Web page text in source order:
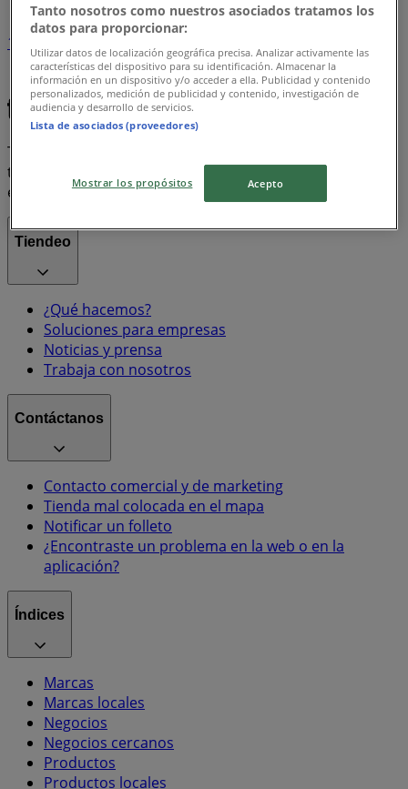
1
iphone
Coca Cola Misoprostol
Tiendeo forma parte de Shopfully, la empresa
tecnológica que está reinventando las compras locales
en todo el mundo.
Tiendeo
¿Qué hacemos?
Soluciones para empresas
Noticias y prensa
Trabaja con nosotros
Contáctanos
Contacto comercial y de marketing
Tienda mal colocada en el mapa
Notificar un folleto
¿Encontraste un problema en la web o en la
aplicación?
Índices
Marcas
Marcas locales
Negocios
Negocios cercanos
Productos
Productos locales
Tanto nosotros como nuestros asociados tratamos los
datos para proporcionar:
Utilizar datos de localización geográfica precisa. Analizar activamente las
características del dispositivo para su identificación. Almacenar la
información en un dispositivo y/o acceder a ella. Publicidad y contenido
personalizados, medición de publicidad y contenido, investigación de
audiencia y desarrollo de servicios.
Lista de asociados (proveedores)
Mostrar los propósitos Acepto